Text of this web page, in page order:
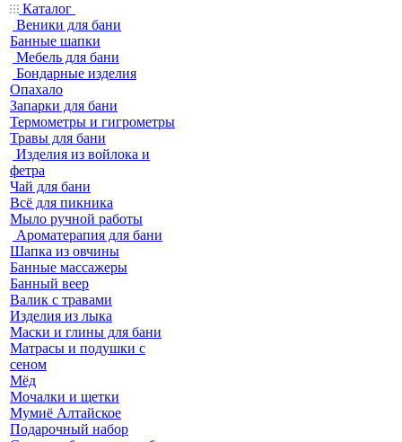
Каталог
Веники для бани
Банные шапки
Мебель для бани
Бондарные изделия
Опахало
Запарки для бани
Термометры и гигрометры
Травы для бани
Изделия из войлока и
фетра
Чай для бани
Всё для пикника
Мыло ручной работы
Ароматерапия для бани
Шапка из овчины
Банные массажеры
Банный веер
Валик с травами
Изделия из лыка
Маски и глины для бани
Матрасы и подушки с
сеном
Мёд
Мочалки и щетки
Мумиё Алтайское
Подарочный набор